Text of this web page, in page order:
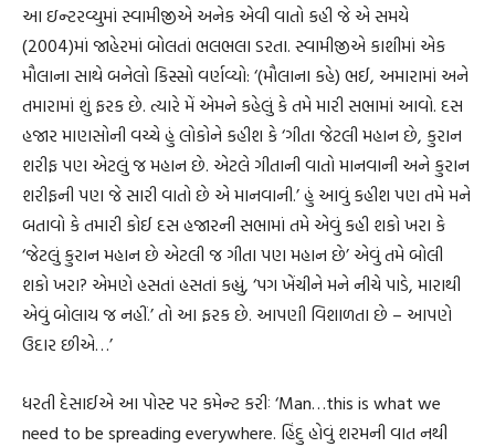
આ ઇન્ટરવ્યુમાં સ્વામીજીએ અનેક એવી વાતો કહી જે એ સમયે
(2004)માં જાહેરમાં બોલતાં ભલભલા ડરતા. સ્વામીજીએ કાશીમાં એક
મૌલાના સાથે બનેલો કિસ્સો વર્ણવ્યો: ‘(મૌલાના કહે) ભઈ, અમારામાં અને
તમારામાં શું ફરક છે. ત્યારે મેં એમને કહેલું કે તમે મારી સભામાં આવો. દસ
હજાર માણસોની વચ્ચે હું લોકોને કહીશ કે ‘ગીતા જેટલી મહાન છે, કુરાન
શરીફ પણ એટલું જ મહાન છે. એટલે ગીતાની વાતો માનવાની અને કુરાન
શરીફની પણ જે સારી વાતો છે એ માનવાની.’ હું આવું કહીશ પણ તમે મને
બતાવો કે તમારી કોઈ દસ હજારની સભામાં તમે એવું કહી શકો ખરા કે
‘જેટલું કુરાન મહાન છે એટલી જ ગીતા પણ મહાન છે’ એવું તમે બોલી
શકો ખરા? એમણે હસતાં હસતાં કહ્યું, ‘પગ ખેંચીને મને નીચે પાડે, મારાથી
એવું બોલાય જ નહીં.’ તો આ ફરક છે. આપણી વિશાળતા છે – આપણે
ઉદાર છીએ…’
ધરતી દેસાઈએ આ પોસ્ટ પર કમેન્ટ કરીઃ ‘Man…this is what we
need to be spreading everywhere. હિંદુ હોવું શરમની વાત નથી